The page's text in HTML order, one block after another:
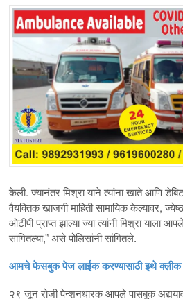
केली. ज्यानंतर मिश्रा याने त्यांना खाते आणि
वैयक्तिक खाजगी माहिती सामायिक केल्यावर,
ओटीपी प्राप्त झाल्या ज्या त्यांनी मिश्रा याला
सांगितल्या,” असे पोलिसांनी सांगितले.
आमचे फेसबुक पेज लाईक करण्यासाठी इथे क्लीक
२९ जून रोजी पेन्शनधारक आपले पासबुक